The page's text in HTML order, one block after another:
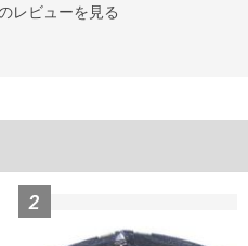
レビューを見る